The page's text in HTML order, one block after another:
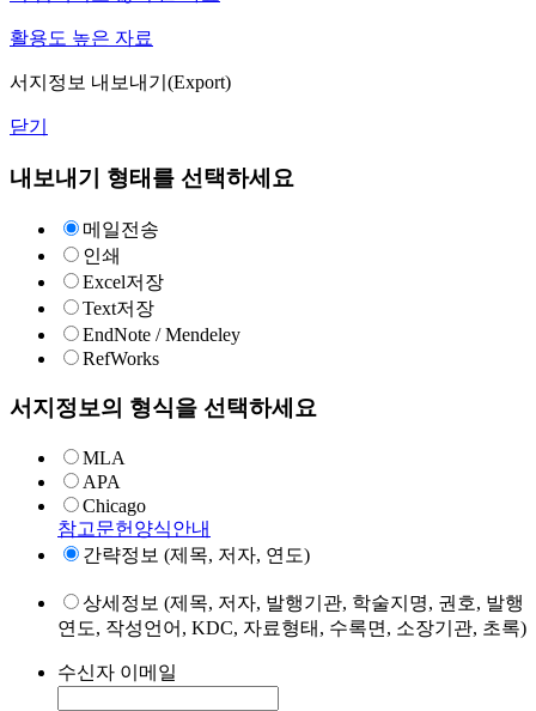
활용도 높은 자료
서지정보 내보내기(Export)
닫기
내보내기 형태를 선택하세요
메일전송
인쇄
Excel저장
Text저장
EndNote / Mendeley
RefWorks
서지정보의 형식을 선택하세요
MLA
APA
Chicago
참고문헌양식안내
간략정보 (제목, 저자, 연도)
상세정보 (제목, 저자, 발행기관, 학술지명, 권호, 발행
연도, 작성언어, KDC, 자료형태, 수록면, 소장기관, 초록)
수신자 이메일